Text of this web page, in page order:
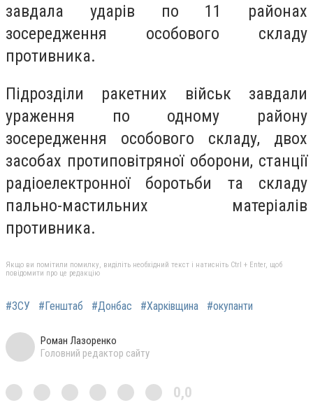
завдала ударів по 11 районах
зосередження особового складу
противника.
Підрозділи ракетних військ завдали
ураження по одному району
зосередження особового складу, двох
засобах протиповітряної оборони, станції
радіоелектронної боротьби та складу
пально-мастильних матеріалів
противника.
Якщо ви помітили помилку, виділіть необхідний текст і натисніть Ctrl + Enter, щоб
повідомити про це редакцію
#ЗСУ #Генштаб #Донбас #Харківщина #окупанти
Роман Лазоренко
Головний редактор сайту
0,0